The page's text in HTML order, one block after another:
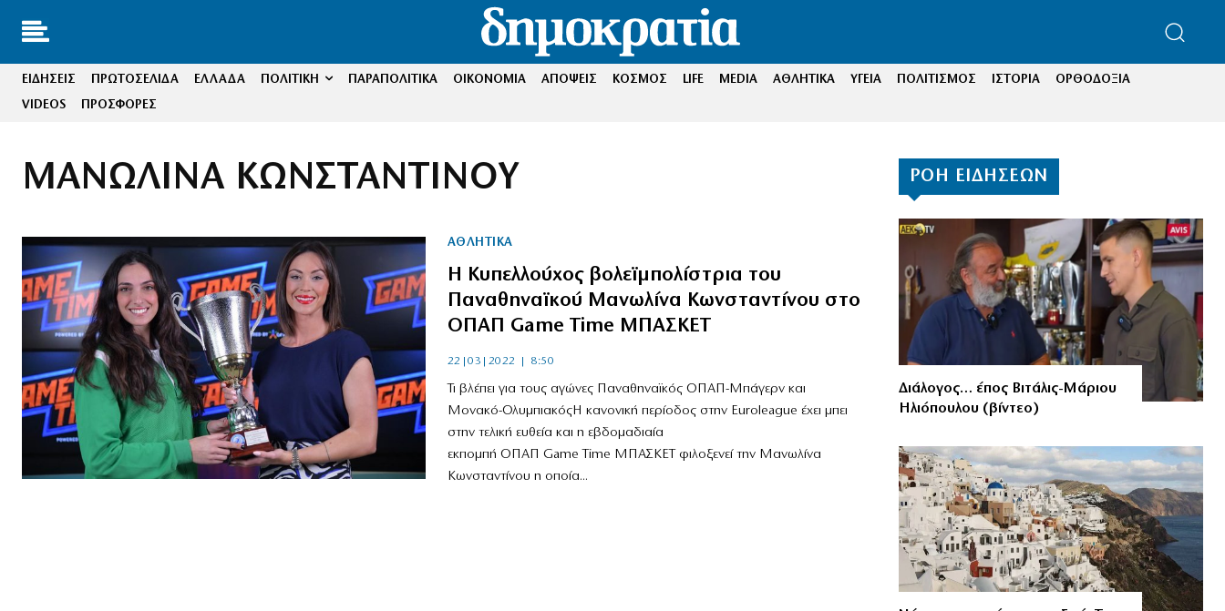
ΕΙΔΗΣΕΙΣ ΠΡΩΤΟΣΕΛΙΔΑ ΕΛΛΑΔΑ ΠΟΛΙΤΙΚΗ ΠΑΡΑΠΟΛΙΤΙΚΑ ΟΙΚΟΝΟΜΙΑ ΑΠΟΨΕΙΣ ΚΟΣΜΟΣ LIFE MEDIA ΑΘΛΗΤΙΚΑ ΥΓΕΙΑ ΠΟΛΙΤΙΣΜΟΣ ΙΣΤΟΡΙΑ
ΟΡΘΟΔΟΞΙΑ
VIDEOS
ΠΡΟΣΦΟΡΕΣ
ΜΑΝΩΛΙΝΑ ΚΩΝΣΤΑΝΤΙΝΟΥ
ΑΘΛΗΤΙΚΑ
Η Κυπελλούχος βολεϊμπολίστρια του
Παναθηναϊκού Μανωλίνα Κωνσταντίνου στο
ΟΠΑΠ Game Time ΜΠΑΣΚΕΤ
22|03|2022 | 8:50
Τι βλέπει για τους αγώνες Παναθηναϊκός ΟΠΑΠ-Μπάγερν και
Μονακό-ΟλυμπιακόςΗ κανονική περίοδος στην Euroleague έχει μπει
στην τελική ευθεία και η εβδομαδιαία
εκπομπή ΟΠΑΠ Game Time ΜΠΑΣΚΕΤ φιλοξενεί την Μανωλίνα
Κωνσταντίνου η οποία...
ΡΟΗ ΕΙΔΗΣΕΩΝ
Διάλογος… έπος Βιτάλις-Μάριου
Ηλιόπουλου (βίντεο)